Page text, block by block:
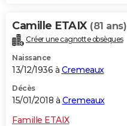
Camille ETAIX (81 ans)
Créer une cagnotte obsèques
Naissance
13/12/1936 à Cremeaux
Décès
15/01/2018 à Cremeaux
Famille ETAIX